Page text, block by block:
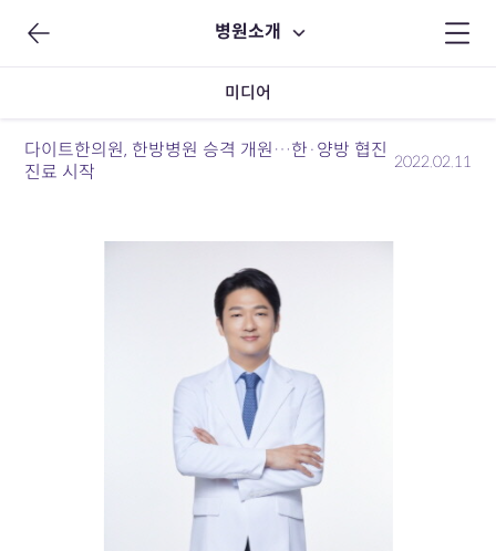
병원소개
미디어
다이트한의원, 한방병원 승격 개원…한·양방 협진
진료 시작
2022.02.11